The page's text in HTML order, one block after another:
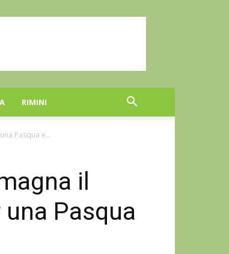
RIMINI
Pasqua e...
il
Pasqua